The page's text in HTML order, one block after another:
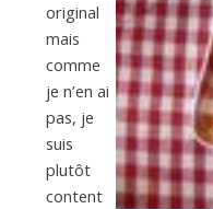
original
mais
comme
je n’en ai
pas, je
suis
plutôt
content